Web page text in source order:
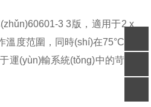
60601-3 3版，適用于2 x
溫度范圍，同時(shí)在75°C
運(yùn)輸系統(tǒng)中的苛刻